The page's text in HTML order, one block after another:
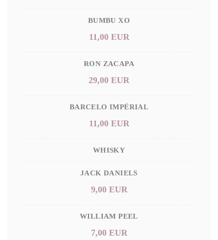
BUMBU XO
11,00 EUR
RON ZACAPA
29,00 EUR
BARCELO IMPÉRIAL
11,00 EUR
WHISKY
JACK DANIELS
9,00 EUR
WILLIAM PEEL
7,00 EUR